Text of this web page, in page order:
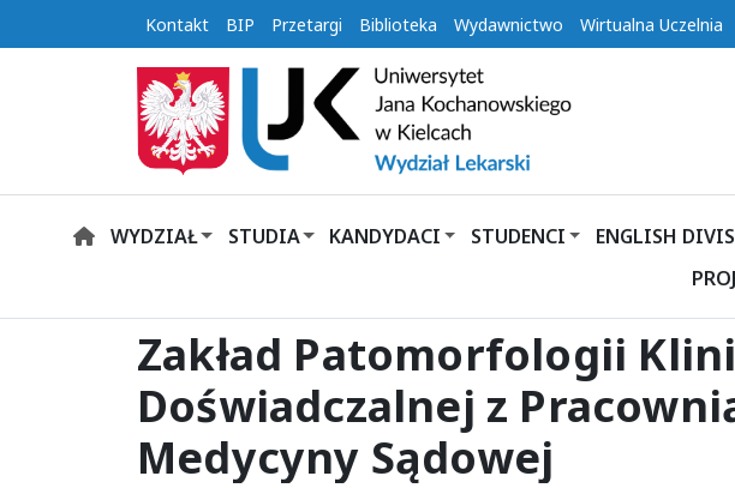
Kontakt BIP Przetargi Biblioteka Wydawnictwo Wirtualna Uczelnia
HOMEWYDZIAŁ STUDIA KANDYDACI STUDENCI ENGLISH
Zakład Patomorfologii
Doświadczalnej z
Medycyny Sądowej